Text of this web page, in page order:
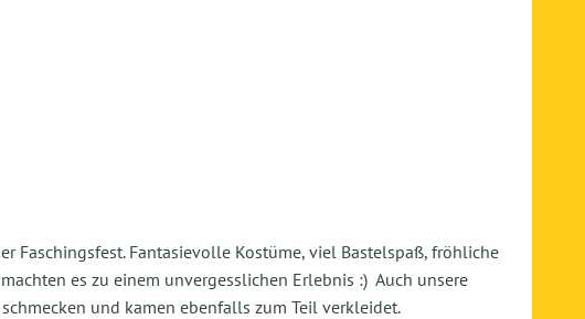
Faschingsfest. Fantasievolle Kostüme, viel Bastelspaß, fröhliche
es zu einem unvergesslichen Erlebnis :) Auch unsere
und kamen ebenfalls zum Teil verkleidet.